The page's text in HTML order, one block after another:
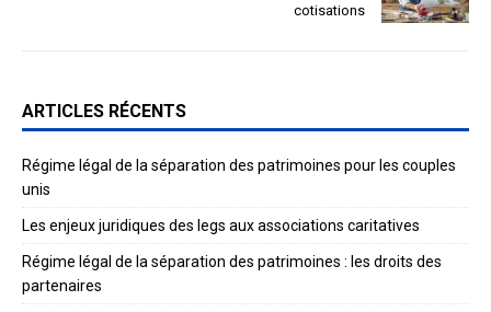
cotisations
ARTICLES RÉCENTS
Régime légal de la séparation des patrimoines pour les couples
unis
Les enjeux juridiques des legs aux associations caritatives
Régime légal de la séparation des patrimoines : les droits des
partenaires